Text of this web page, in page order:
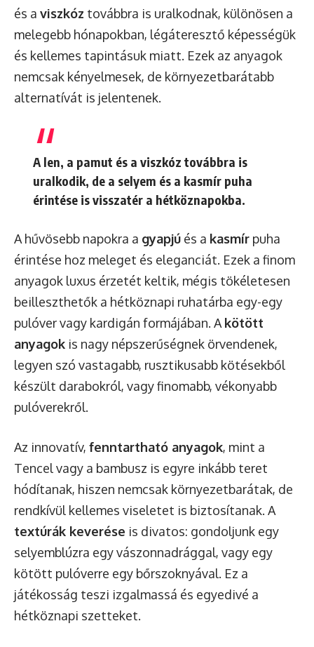
és a viszkóz továbbra is uralkodnak, különösen a
melegebb hónapokban, légáteresztő képességük
és kellemes tapintásuk miatt. Ezek az anyagok
nemcsak kényelmesek, de környezetbarátabb
alternatívát is jelentenek.
A len, a pamut és a viszkóz továbbra is
uralkodik, de a selyem és a kasmír puha
érintése is visszatér a hétköznapokba.
A hűvösebb napokra a gyapjú és a kasmír puha
érintése hoz meleget és eleganciát. Ezek a finom
anyagok luxus érzetét keltik, mégis tökéletesen
beilleszthetők a hétköznapi ruhatárba egy-egy
pulóver vagy kardigán formájában. A kötött
anyagok is nagy népszerűségnek örvendenek,
legyen szó vastagabb, rusztikusabb kötésekből
készült darabokról, vagy finomabb, vékonyabb
pulóverekről.
Az innovatív, fenntartható anyagok, mint a
Tencel vagy a bambusz is egyre inkább teret
hódítanak, hiszen nemcsak környezetbarátak, de
rendkívül kellemes viseletet is biztosítanak. A
textúrák keverése is divatos: gondoljunk egy
selyemblúzra egy vászonnadrággal, vagy egy
kötött pulóverre egy bőrszoknyával. Ez a
játékosság teszi izgalmassá és egyedivé a
hétköznapi szetteket.